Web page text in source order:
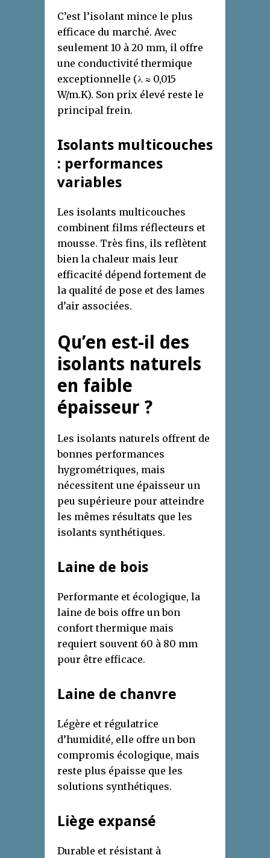
C’est l’isolant mince le plus
efficace du marché. Avec
seulement 10 à 20 mm, il offre
une conductivité thermique
exceptionnelle (λ ≈ 0,015
W/m.K). Son prix élevé reste le
principal frein.
Isolants multicouches
: performances
variables
Les isolants multicouches
combinent films réflecteurs et
mousse. Très fins, ils reflètent
bien la chaleur mais leur
efficacité dépend fortement de
la qualité de pose et des lames
d’air associées.
Qu’en est-il des
isolants naturels
en faible
épaisseur ?
Les isolants naturels offrent de
bonnes performances
hygrométriques, mais
nécessitent une épaisseur un
peu supérieure pour atteindre
les mêmes résultats que les
isolants synthétiques.
Laine de bois
Performante et écologique, la
laine de bois offre un bon
confort thermique mais
requiert souvent 60 à 80 mm
pour être efficace.
Laine de chanvre
Légère et régulatrice
d’humidité, elle offre un bon
compromis écologique, mais
reste plus épaisse que les
solutions synthétiques.
Liège expansé
Durable et résistant à